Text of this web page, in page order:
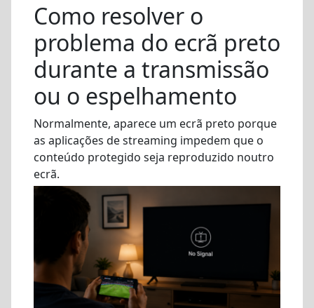
Como resolver o
problema do ecrã preto
durante a transmissão
ou o espelhamento
Normalmente, aparece um ecrã preto porque
as aplicações de streaming impedem que o
conteúdo protegido seja reproduzido noutro
ecrã.